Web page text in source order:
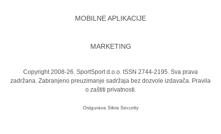
MOBILNE APLIKACIJE
MARKETING
Copyright 2008-26. SportSport d.o.o. ISSN 2744-2195. Sva prava
zadržana. Zabranjeno preuzimanje sadržaja bez dozvole izdavača. Pravila
o zaštiti privatnosti.
Osigurava Sikra Security